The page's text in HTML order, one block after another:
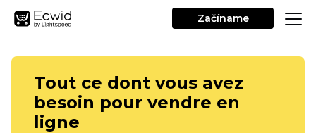
Začíname
Tout ce dont vous avez
besoin pour vendre en
ligne